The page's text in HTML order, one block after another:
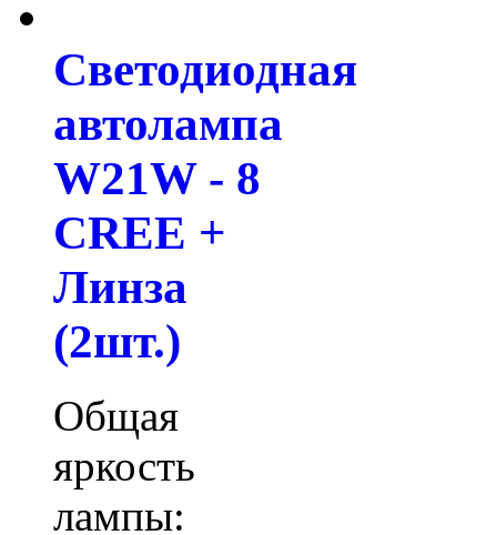
Светодиодная
автолампа
W21W - 8
CREE +
Линза
(2шт.)
Общая
яркость
лампы: